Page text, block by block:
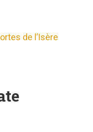
de l’Isère